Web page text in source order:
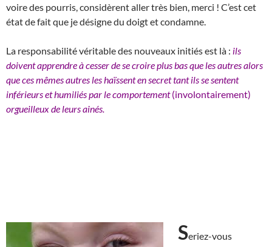
voire des pourris, considèrent aller très bien, merci ! C’est cet
état de fait que je désigne du doigt et condamne.
La responsabilité véritable des nouveaux initiés est là : ils
doivent apprendre à cesser de se croire plus bas que les autres alors
que ces mêmes autres les haïssent en secret tant ils se sentent
inférieurs et humiliés par le comportement(involontairement)
orgueilleux de leurs ainés.
Seriez-vous